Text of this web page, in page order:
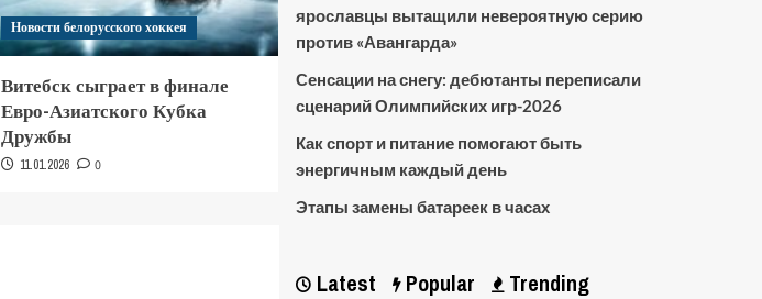
Новости белорусского хоккея
Витебск сыграет в финале
Евро-Азиатского Кубка
Дружбы
11.01.2026 0
ярославцы вытащили невероятную серию
против «Авангарда»
Сенсации на снегу: дебютанты переписали
сценарий Олимпийских игр-2026
Как спорт и питание помогают быть
энергичным каждый день
Этапы замены батареек в часах
Latest Popular Trending